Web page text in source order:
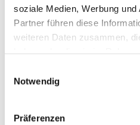
soziale Medien, Werbung
Partner führen diese
weiteren Daten zusammen,
Notwendig
Präferenzen